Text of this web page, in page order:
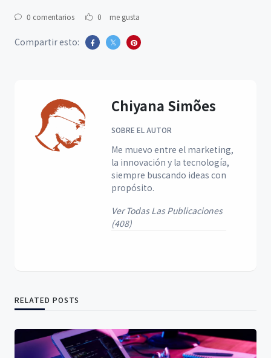
0 comentarios 0 me gusta
Compartir esto:
Chiyana Simões
SOBRE EL AUTOR
Me muevo entre el marketing,
la innovación y la tecnología,
siempre buscando ideas con
propósito.
Ver Todas Las Publicaciones
(408)
RELATED POSTS